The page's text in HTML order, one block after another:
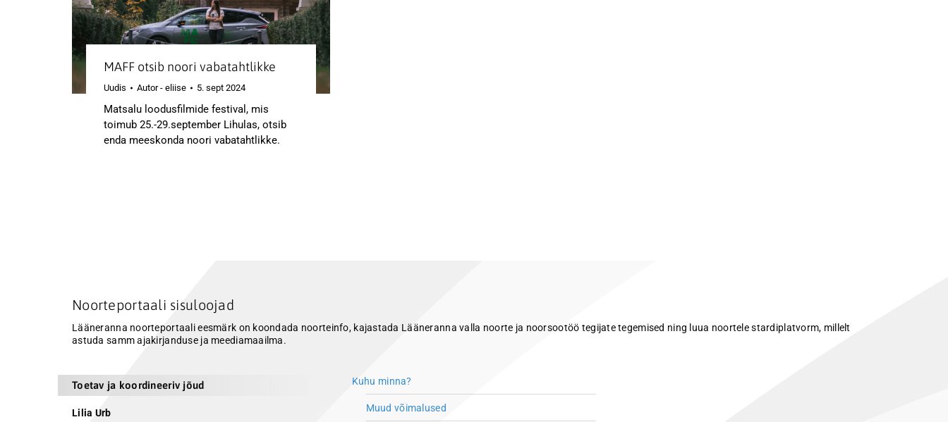
MAFF otsib noori vabatahtlikke
Uudis Autor - eliise 5. sept 2024
Matsalu loodusfilmide festival, mis
toimub 25.-29.september Lihulas, otsib
enda meeskonda noori vabatahtlikke.
Noorteportaali sisuloojad
Lääneranna noorteportaali eesmärk on koondada noorteinfo, kajastada Lääneranna valla noorte ja noorsootöö tegijate tegemised ning luua noortele stardiplatvorm, millelt
astuda samm ajakirjanduse ja meediamaailma.
Toetav ja koordineeriv jõud
Lilia Urb
Kuhu minna?
Muud võimalused